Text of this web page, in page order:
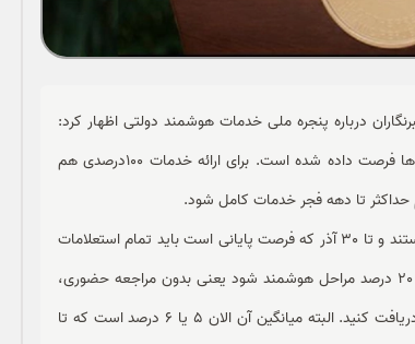
درباره پنجره ملی خدمات هوشمند دولتی اظهار کرد:
برای هوشمندسازی تا یک ماه و برای استعلامات برخط تا 30 آذر به دستگاه‌ها فرصت داده شده است. برای ارائه خدمات 100درصدی هم
حداکثر تا دهه فجر خدمات کامل شود.
وی ادامه داد: تا الان دستگاه‌ها در حال ارائه حدود 71 درصد از خدماتشان هستند و تا 30 آذر که فرصت پایانی است باید تمام استعلامات
خود را برخط کنند که هنوز بعضی‌هایشان عقب هستند. تا ماه بعد هم باید 20 درصد مراحل هوشمند شود یعنی بدون مراجعه حضوری،
ارسال مدرک و مداخله انسانی در هر ساعت از شبانه‌روز باید بتوانید خدمت دریافت کنید. البته میانگین آن الان 5 یا 6 درصد است که تا